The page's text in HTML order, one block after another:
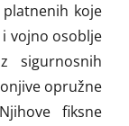
koje
vojno osoblje
sigurnosnih
opružne
fiksne